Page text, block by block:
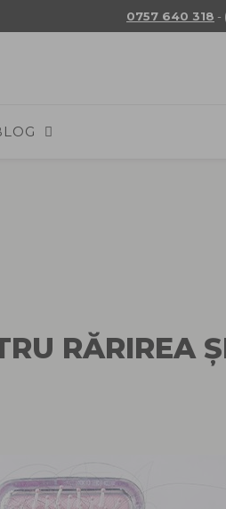
0757 640 318 -
RĂRIREA